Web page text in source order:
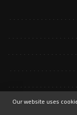
Our website uses